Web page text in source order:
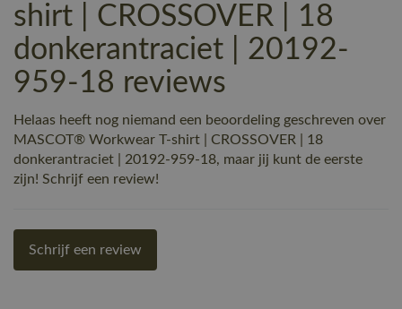
shirt | CROSSOVER | 18
donkerantraciet | 20192-
959-18 reviews
Helaas heeft nog niemand een beoordeling geschreven over
MASCOT® Workwear T-shirt | CROSSOVER | 18
donkerantraciet | 20192-959-18, maar jij kunt de eerste
zijn! Schrijf een review!
Schrijf een review